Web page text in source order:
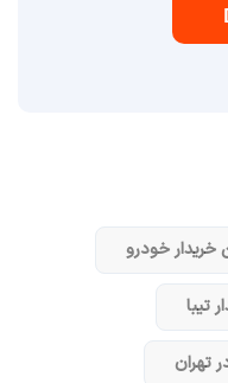
خریدار خودرو
تیبا
تهران